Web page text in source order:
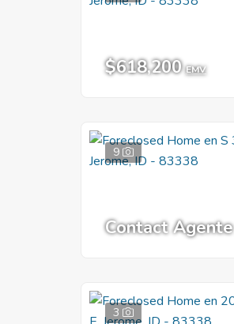
$618,200 EMV
9
Contact Agente
3